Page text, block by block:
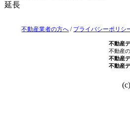
延長
不動産業者の方へ / プライバシーポリシ
不動産
不動産
不動産
不動産